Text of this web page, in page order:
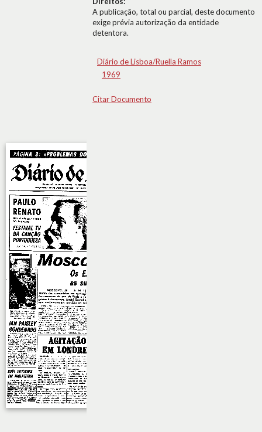
A publicação, total ou parcial, deste documento
exige prévia autorização da entidade
detentora.
Diário de Lisboa/Ruella Ramos
1969
Citar Documento